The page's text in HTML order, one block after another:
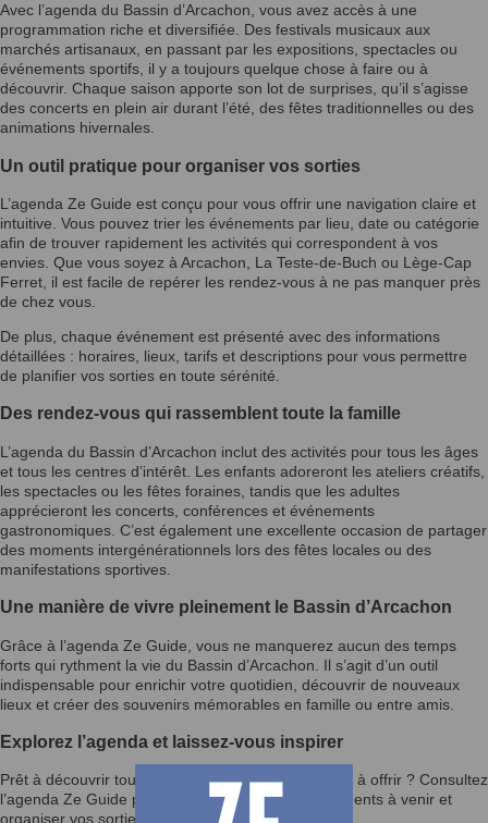
Avec l’agenda du Bassin d’Arcachon, vous avez accès à une
programmation riche et diversifiée. Des festivals musicaux aux
marchés artisanaux, en passant par les expositions, spectacles ou
événements sportifs, il y a toujours quelque chose à faire ou à
découvrir. Chaque saison apporte son lot de surprises, qu’il s’agisse
des concerts en plein air durant l’été, des fêtes traditionnelles ou des
animations hivernales.
Un outil pratique pour organiser vos sorties
L’agenda Ze Guide est conçu pour vous offrir une navigation claire et
intuitive. Vous pouvez trier les événements par lieu, date ou catégorie
afin de trouver rapidement les activités qui correspondent à vos
envies. Que vous soyez à Arcachon, La Teste-de-Buch ou Lège-Cap
Ferret, il est facile de repérer les rendez-vous à ne pas manquer près
de chez vous.
De plus, chaque événement est présenté avec des informations
détaillées : horaires, lieux, tarifs et descriptions pour vous permettre
de planifier vos sorties en toute sérénité.
Des rendez-vous qui rassemblent toute la famille
L’agenda du Bassin d’Arcachon inclut des activités pour tous les âges
et tous les centres d’intérêt. Les enfants adoreront les ateliers créatifs,
les spectacles ou les fêtes foraines, tandis que les adultes
apprécieront les concerts, conférences et événements
gastronomiques. C’est également une excellente occasion de partager
des moments intergénérationnels lors des fêtes locales ou des
manifestations sportives.
Une manière de vivre pleinement le Bassin d’Arcachon
Grâce à l’agenda Ze Guide, vous ne manquerez aucun des temps
forts qui rythment la vie du Bassin d’Arcachon. Il s’agit d’un outil
indispensable pour enrichir votre quotidien, découvrir de nouveaux
lieux et créer des souvenirs mémorables en famille ou entre amis.
Explorez l’agenda et laissez-vous inspirer
Prêt à découvrir tout ce que le Bassin d’Arcachon a à offrir ? Consultez
l’agenda Ze Guide pour rester informé des événements à venir et
organiser vos sorties selon vos envies.